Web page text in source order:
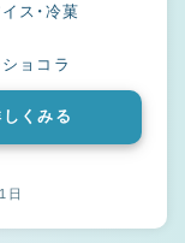
ス・冷菓
ョコラ
くみる
日